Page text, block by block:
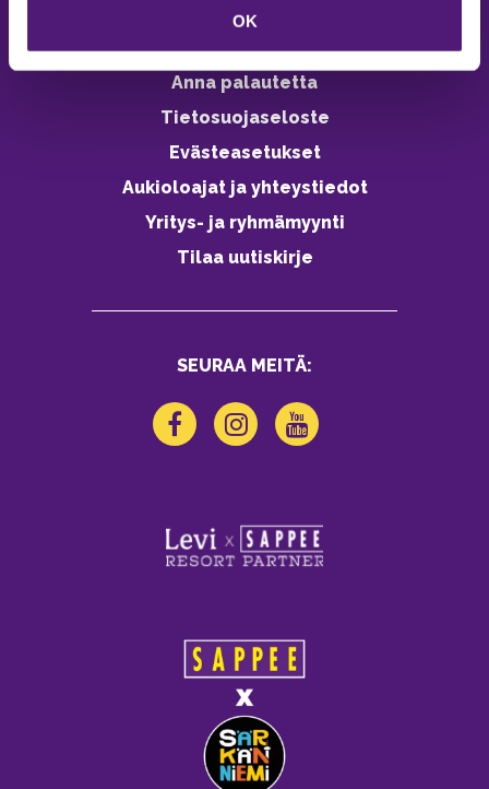
OK
Ympäristöohjelma
Avoimet työpaikat
Anna palautetta
Tietosuojaseloste
Evästeasetukset
Aukioloajat ja yhteystiedot
Yritys- ja ryhmämyynti
Tilaa uutiskirje
SEURAA MEITÄ: